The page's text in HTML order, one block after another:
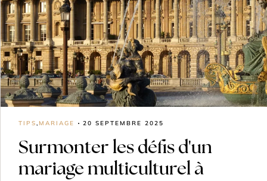
TIPS, MARIAGE 20 SEPTEMBRE 2025
Surmonter les défis d'un
mariage multiculturel à